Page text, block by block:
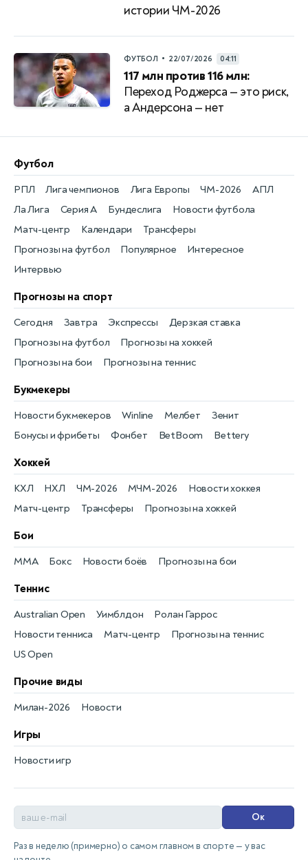
истории ЧМ-2026
ФУТБОЛ • 22/07/2026 04:11
117 млн против 116 млн:
Переход Роджерса — это риск,
а Андерсона — нет
Футбол
Новости футбола
РПЛ
Матч-центр
Лига чемпионов
Календари
Лига Европы
Трансферы
ЧМ-2026
Прогнозы на футбол
АПЛ
Популярное
Ла Лига
Интересное
Серия А
Интервью
Бундеслига
Прогнозы на спорт
Прогнозы на футбол
Сегодня
Прогнозы на хоккей
Завтра
Прогнозы на бои
Экспрессы
Прогнозы на теннис
Дерзкая ставка
Букмекеры
Бонусы и фрибеты
Новости букмекеров
Фонбет
Winline
BetBoom
Мелбет
Bettery
Зенит
Хоккей
Новости хоккея
КХЛ
Матч-центр
НХЛ
Трансферы
ЧМ-2026
Прогнозы на хоккей
МЧМ-2026
Бои
Новости боёв
MMA Прогнозы на бои
Бокс
Теннис
Новости тенниса
Australian Open
Матч-центр
Уимблдон
Прогнозы на теннис
Ролан Гаррос
US Open
Прочие виды
Новости
Милан-2026
Игры
Новости игр
Ок
Раз в неделю (примерно) о самом главном в спорте — у вас